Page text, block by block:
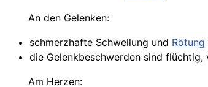
An den Gelenken:
schmerzhafte Schwellung und Rötung
die Gelenkbeschwerden sind flüchtig,
Am Herzen: